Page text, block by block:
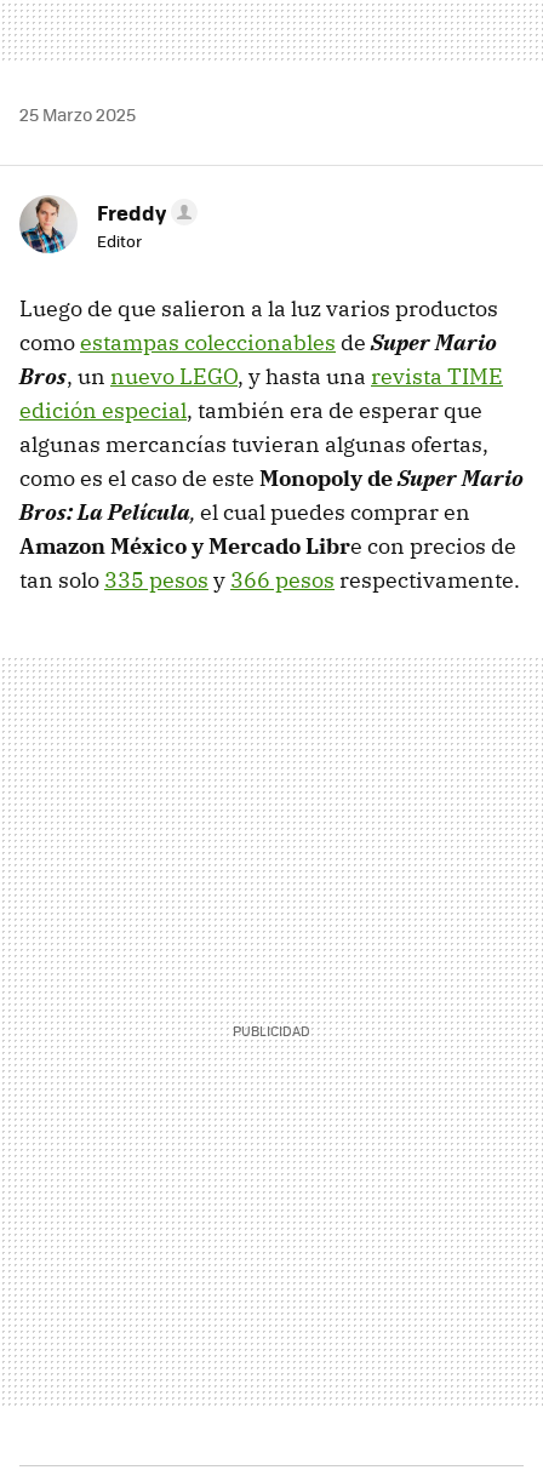
25 Marzo 2025
Freddy
Editor
Luego de que salieron a la luz varios productos
comoestampas coleccionables deSuper Mario
Bros, un nuevo LEGO, y hasta una revista TIME
edición especial, también era de esperar que
algunas mercancías tuvieran algunas ofertas,
como es el caso de este Monopoly deSuper Mario
Bros: La Película, el cual puedes comprar en
Amazon México y Mercado Libre con precios de
tan solo 335 pesos y 366 pesos respectivamente.